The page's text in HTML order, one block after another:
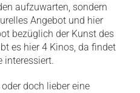
aufzuwarten, sondern
Angebot und hier
bezüglich der Kunst des
es hier 4 Kinos, da findet
interessiert.
doch lieber eine